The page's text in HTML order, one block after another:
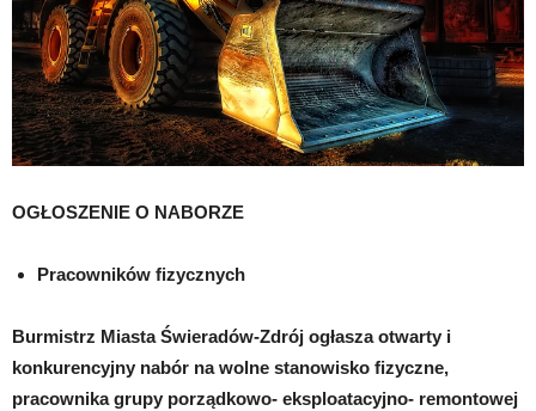
OGŁOSZENIE O NABORZE
Pracowników fizycznych
Burmistrz Miasta Świeradów-Zdrój ogłasza otwarty i
konkurencyjny nabór na wolne stanowisko fizyczne,
pracownika grupy porządkowo- eksploatacyjno- remontowej